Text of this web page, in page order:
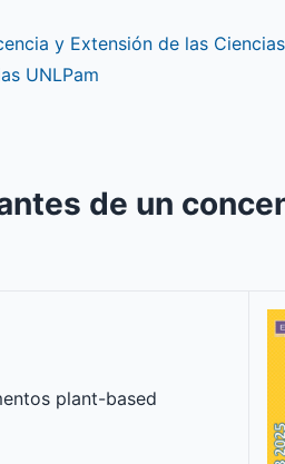
y Extensión de las
UNLPam
de un
plant-based